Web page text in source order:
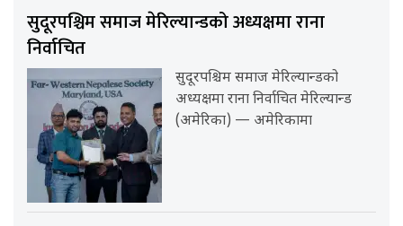
सुदूरपश्चिम समाज मेरिल्यान्डको अध्यक्षमा राना
निर्वाचित
सुदूरपश्चिम समाज मेरिल्यान्डको
अध्यक्षमा राना निर्वाचित मेरिल्यान्ड
(अमेरिका) — अमेरिकामा